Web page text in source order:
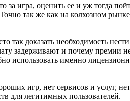
за игра, оценить ее и уж тогда
так же как на колхозном
доказать необходимость
задерживают и почему премии
использовать именно
игр, нет сервисов и услуг,
для легитимных пользователей.